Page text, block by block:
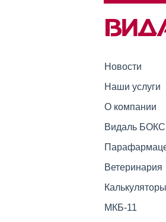
Новости
Наши услуги
О компании
Видаль БОКС
Ветеринария
Калькуляторы
МКБ-11